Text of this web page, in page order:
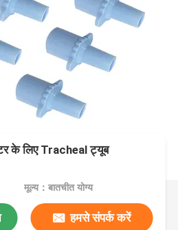
के लिए Tracheal ट्यूब
मूल्य：बातचीत योग्य
हमसे संपर्क करें